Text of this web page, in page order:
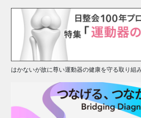
はかないが故に尊い運動器の健康を守る取り組